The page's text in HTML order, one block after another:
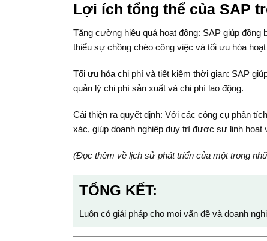
Lợi ích tổng thể của SAP
Tăng cường hiệu quả hoạt động: SAP giúp đồng
thiểu sự chồng chéo công việc và tối ưu hóa
Tối ưu hóa chi phí và tiết kiệm thời gian: SAP
quản lý chi phí sản xuất và chi phí lao động.
Cải thiện ra quyết định: Với các công cụ phân
xác, giúp doanh nghiệp duy trì được sự linh hoạt
(Đọc thêm về lịch sử phát triển của một trong
TỔNG KẾT:
Luôn có giải pháp cho mọi vấn đề và doanh